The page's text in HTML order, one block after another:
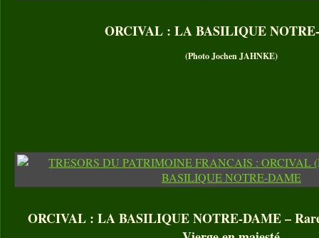
ORCIVAL : LA BASILIQUE
(Photo Jochen JAHNKE)
ORCIVAL : LA BASILIQUE NOTRE-DAME –